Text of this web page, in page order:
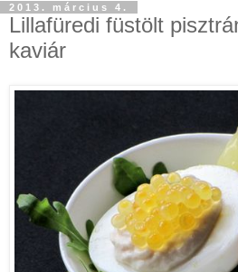
2013. március 4.
Lillafüredi füstölt
kaviár